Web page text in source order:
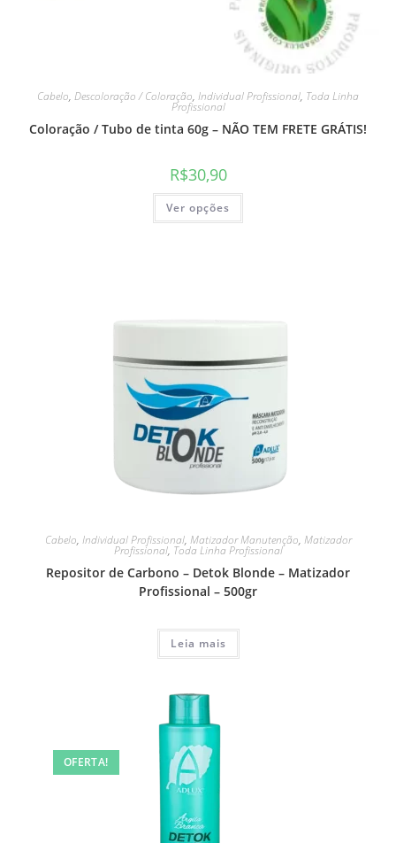
Cabelo, Descoloração / Coloração, Individual Profissional, Toda Linha
Profissional
Coloração / Tubo de tinta 60g – NÃO TEM FRETE GRÁTIS!
R$30,90
Ver opções
Cabelo, Individual Profissional, Matizador Manutenção, Matizador
Profissional, Toda Linha Profissional
Repositor de Carbono – Detok Blonde – Matizador
Profissional – 500gr
Leia mais
OFERTA!